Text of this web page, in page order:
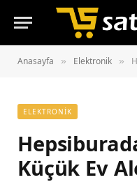
Anasayfa » Elektronik »
ELEKTRONIK
Küçük Ev